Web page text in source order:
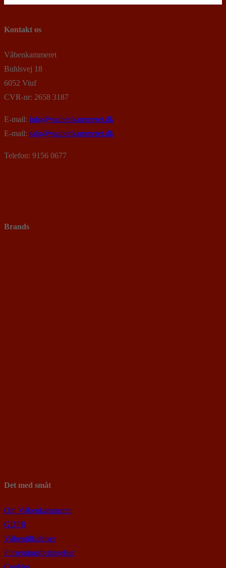
Kontakt os
Våbenkammeret
Buhlsvej 18
6052 Viuf
CVR-nr: 2658 3187
E-mail: info@vaabenkammeret.dk
E-mail: salg@vaabenkammeret.dk
Telefon: 9156 0677
Brands
Det med småt
Om Våbenkammeret
GDPR
Våbentilladelser
Forretningsbetingelser